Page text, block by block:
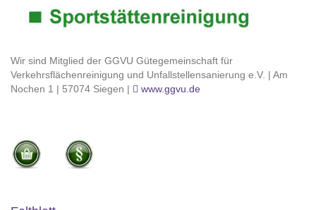
Wir sind Mitglied der GGVU Gütegemeinschaft für
Verkehrsflächenreinigung und Unfallstellensanierung e.V. | Am
Nochen 1 | 57074 Siegen |
www.ggvu.de